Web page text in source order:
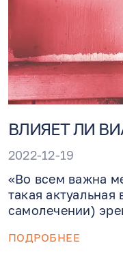
ВЛИЯЕТ ЛИ
2022-12-19
«Во всем важна
такая
самолечении)
ишемической
ПОДРОБНЕЕ